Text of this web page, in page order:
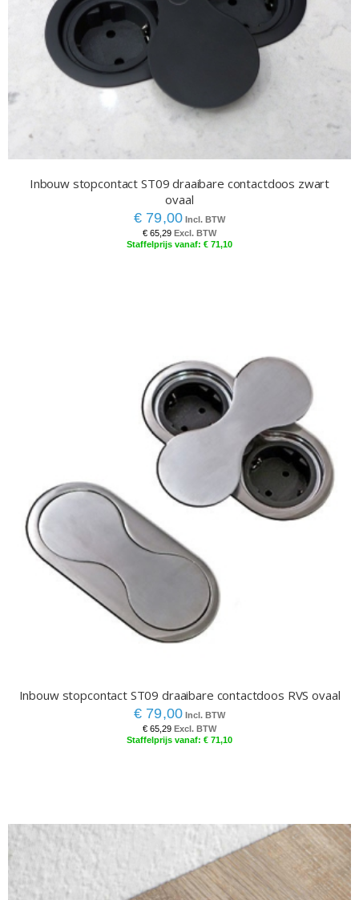
Inbouw stopcontact ST09 draaibare contactdoos zwart
ovaal
€ 79,00
€ 65,29
€ 71,10
Inbouw stopcontact ST09 draaibare contactdoos RVS ovaal
€ 79,00
€ 65,29
€ 71,10